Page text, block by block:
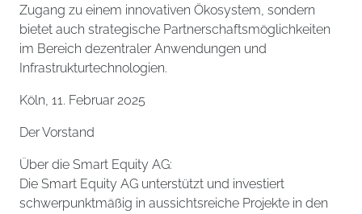
Zugang zu einem innovativen Ökosystem, sondern
bietet auch strategische Partnerschaftsmöglichkeiten
im Bereich dezentraler Anwendungen und
Infrastrukturtechnologien.
Köln, 11. Februar 2025
Der Vorstand
Über die Smart Equity AG:
Die Smart Equity AG unterstützt und investiert
schwerpunktmäßig in aussichtsreiche Projekte in den